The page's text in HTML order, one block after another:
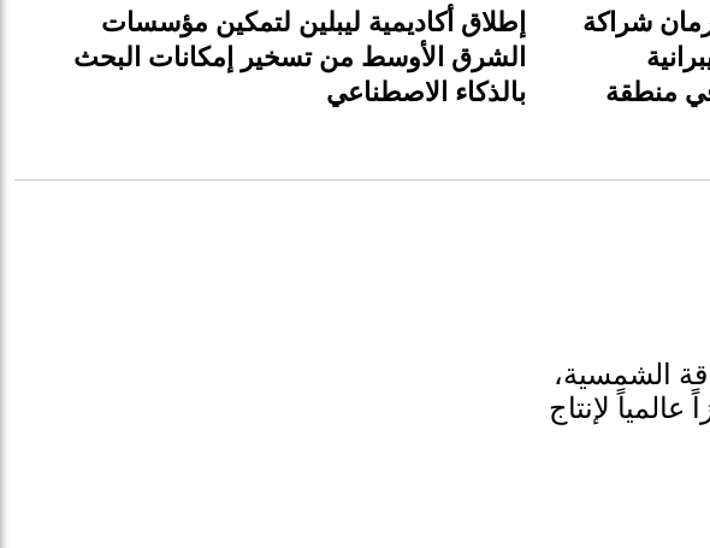
شراكة
منطقة
إطلاق أكاديمية ليبلين لتمكين مؤسسات
الشرق الأوسط من تسخير إمكانات البحث
بالذكاء الاصطناعي
الشمسية،
لإنتاج